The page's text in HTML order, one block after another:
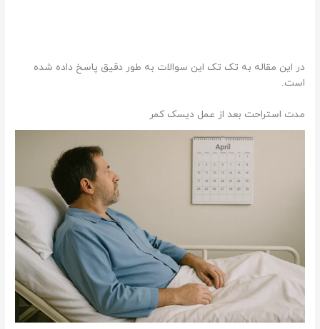
در این مقاله به تک تک این سوالات به طور دقیق پاسخ داده شده
است.
مدت استراحت بعد از عمل دیسک کمر